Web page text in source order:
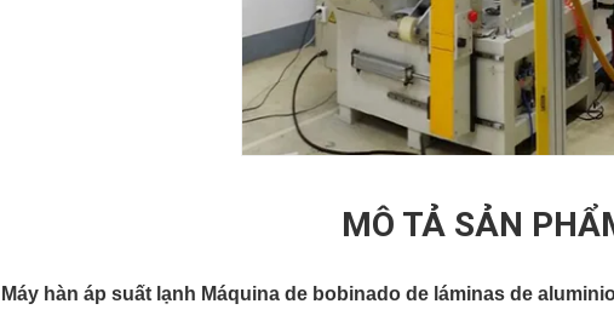
MÔ TẢ SẢN
Máy hàn áp suất lạnh Máquina de bobinado de láminas de